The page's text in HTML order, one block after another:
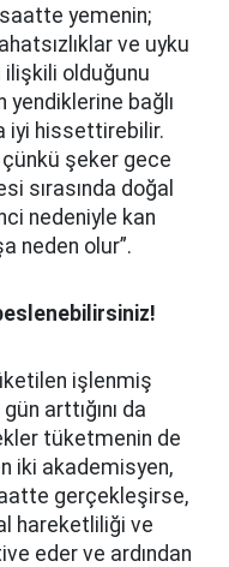
yemenin;
ve uyku
ilişkili olduğunu
yendiklerine bağlı
iyi hissettirebilir.
şeker gece
sırasında doğal
nedeniyle kan
neden olur”.
işlenmiş
arttığını da
tüketmenin de
iki akademisyen,
gerçekleşirse,
hareketliliği ve
eder ve ardından